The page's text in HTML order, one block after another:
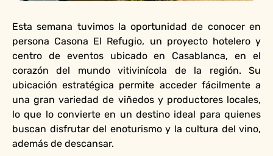
Esta semana tuvimos la oportunidad de conocer en
persona Casona El Refugio, un proyecto hotelero y
centro de eventos ubicado en Casablanca, en el
corazón del mundo vitivinícola de la región. Su
ubicación estratégica permite acceder fácilmente a
una gran variedad de viñedos y productores locales,
lo que lo convierte en un destino ideal para quienes
buscan disfrutar del enoturismo y la cultura del vino,
además de descansar.